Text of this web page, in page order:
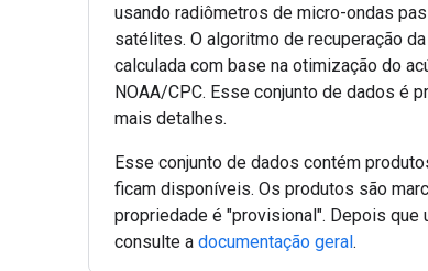
usando radiômetros de micro-ondas
satélites. O algoritmo de recuperação
calculada com base na otimização do
NOAA/CPC. Esse conjunto de dados é
mais detalhes.
Esse conjunto de dados contém
ficam disponíveis. Os produtos são
propriedade é "provisional". Depois que
consulte a documentação geral.